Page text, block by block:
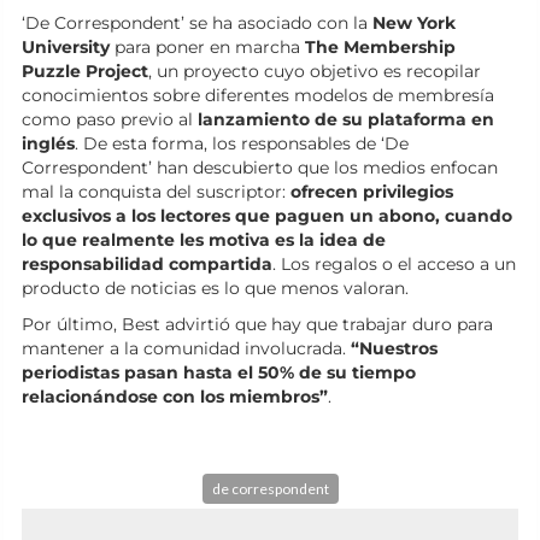
‘De Correspondent’ se ha asociado con la New York
Universitypara poner en marcha The Membership
Puzzle Project, un proyecto cuyo objetivo es recopilar
conocimientos sobre diferentes modelos de membresía
como paso previo al lanzamiento de su plataforma en
inglés. De esta forma, los responsables de ‘De
Correspondent’ han descubierto que los medios enfocan
mal la conquista del suscriptor: ofrecen privilegios
exclusivos a los lectores que paguen un abono, cuando
lo que realmente les motiva es la idea de
responsabilidad compartida. Los regalos o el acceso a un
producto de noticias es lo que menos valoran.
Por último, Best advirtió que hay que trabajar duro para
mantener a la comunidad involucrada. “Nuestros
periodistas pasan hasta el 50% de su tiempo
relacionándose con los miembros”.
de correspondent